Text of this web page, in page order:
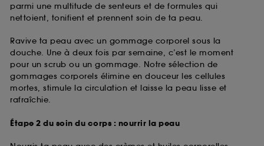
parmi une multitude de senteurs et de formules qui
nettoient, tonifient et prennent soin de ta peau.
Ravive ta peau avec un gommage corporel sous la
douche. Une à deux fois par semaine, c’est le moment
pour un scrub ou un gommage. Notre sélection de
gommages corporels élimine en douceur les cellules
mortes, stimule la circulation et laisse la peau lisse et
rafraîchie.
Étape 2 du soin du corps : nourrir la peau